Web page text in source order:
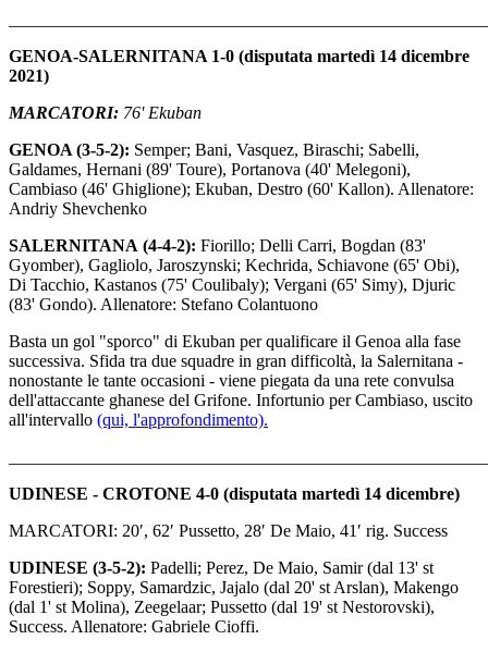
GENOA-SALERNITANA 1-0 (disputata martedì 14 dicembre
2021)
MARCATORI: 76' Ekuban
GENOA (3-5-2): Semper; Bani, Vasquez, Biraschi; Sabelli,
Galdames, Hernani (89' Toure), Portanova (40' Melegoni),
Cambiaso (46' Ghiglione); Ekuban, Destro (60' Kallon). Allenatore:
Andriy Shevchenko
SALERNITANA (4-4-2): Fiorillo; Delli Carri, Bogdan (83'
Gyomber), Gagliolo, Jaroszynski; Kechrida, Schiavone (65' Obi),
Di Tacchio, Kastanos (75' Coulibaly); Vergani (65' Simy), Djuric
(83' Gondo). Allenatore: Stefano Colantuono
Basta un gol "sporco" di Ekuban per qualificare il Genoa alla fase
successiva. Sfida tra due squadre in gran difficoltà, la Salernitana -
nonostante le tante occasioni - viene piegata da una rete convulsa
dell'attaccante ghanese del Grifone. Infortunio per Cambiaso, uscito
all'intervallo (qui, l'approfondimento).
UDINESE - CROTONE 4-0 (disputata martedì 14 dicembre)
MARCATORI: 20′, 62′ Pussetto, 28′ De Maio, 41′ rig. Success
UDINESE (3-5-2): Padelli; Perez, De Maio, Samir (dal 13' st
Forestieri); Soppy, Samardzic, Jajalo (dal 20' st Arslan), Makengo
(dal 1' st Molina), Zeegelaar; Pussetto (dal 19' st Nestorovski),
Success. Allenatore: Gabriele Cioffi.